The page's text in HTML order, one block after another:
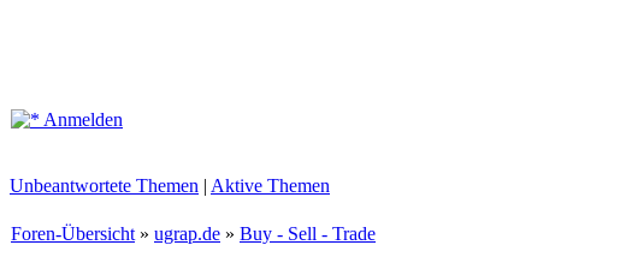
Anmelden
Unbeantwortete Themen | Aktive Themen
Foren-Übersicht » ugrap.de » Buy - Sell - Trade